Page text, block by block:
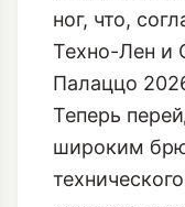
ног, что,
Техно-Лен и
Палаццо
Теперь
широким